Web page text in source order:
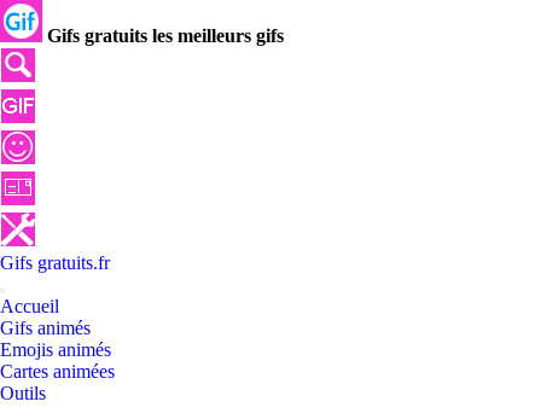
Gifs gratuits les meilleurs gifs
Gifs gratuits.fr
Accueil
Gifs animés
Emojis animés
Cartes animées
Outils